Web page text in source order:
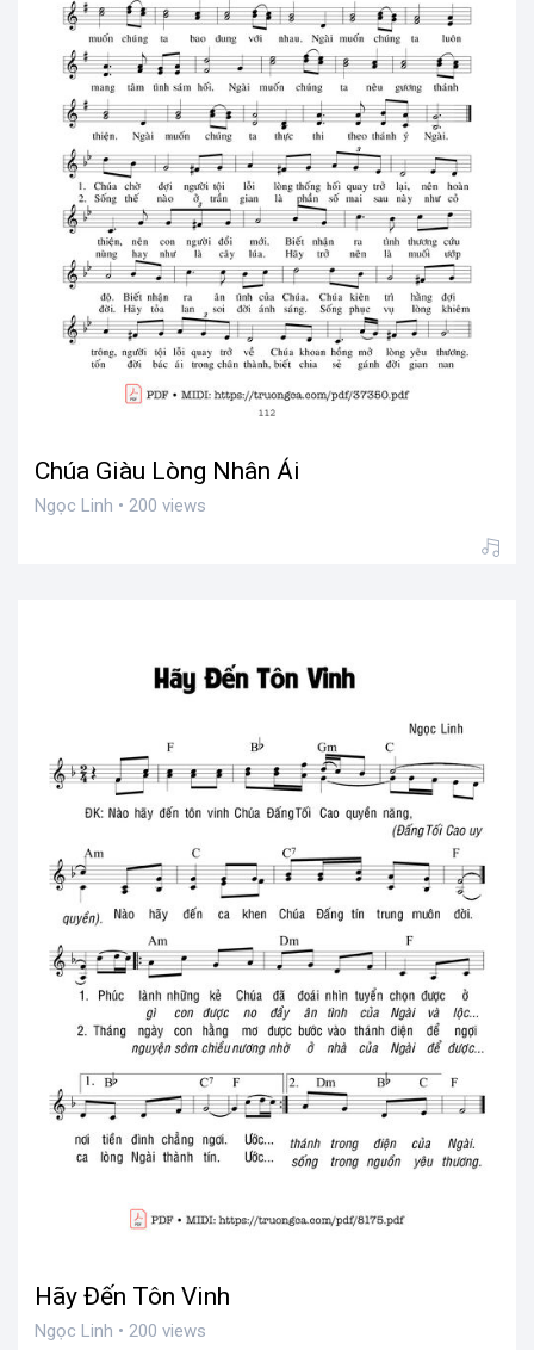
Chúa Giàu Lòng Nhân Ái
Ngọc Linh • 200 views
Hãy Đến Tôn Vinh
Ngọc Linh • 200 views